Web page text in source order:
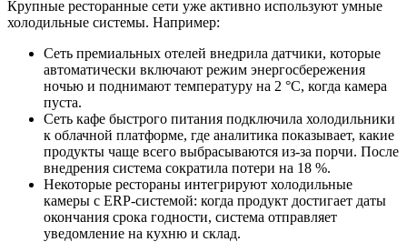
Крупные ресторанные сети уже активно используют умные
холодильные системы. Например:
Сеть премиальных отелей внедрила датчики, которые
автоматически включают режим энергосбережения
ночью и поднимают температуру на 2 °C, когда камера
пуста.
Сеть кафе быстрого питания подключила холодильники
к облачной платформе, где аналитика показывает, какие
продукты чаще всего выбрасываются из-за порчи. После
внедрения система сократила потери на 18 %.
Некоторые рестораны интегрируют холодильные
камеры с ERP-системой: когда продукт достигает даты
окончания срока годности, система отправляет
уведомление на кухню и склад.